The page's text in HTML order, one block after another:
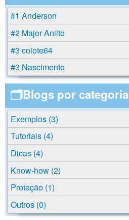
#1 Anderson
#2 Major Anilto
#3 coiote64
#3 Nascimento
🗂️Blogs por categoria
Exemplos (3)
Tutoriais (4)
Dicas (4)
Know-how (2)
Proteção (1)
Outros (0)